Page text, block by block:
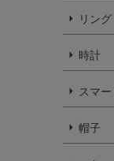
リング
時計
スマ
帽子